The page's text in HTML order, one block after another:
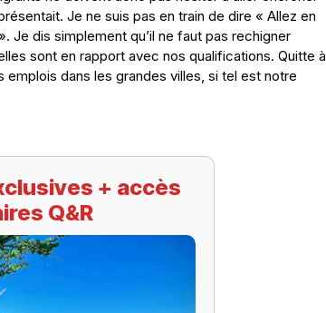
Je ne suis pas en train de dire « Allez en
Je dis simplement qu’il ne faut pas rechigner
sont en rapport avec nos qualifications. Quitte à
dans les grandes villes, si tel est notre
+ accès
Q&R